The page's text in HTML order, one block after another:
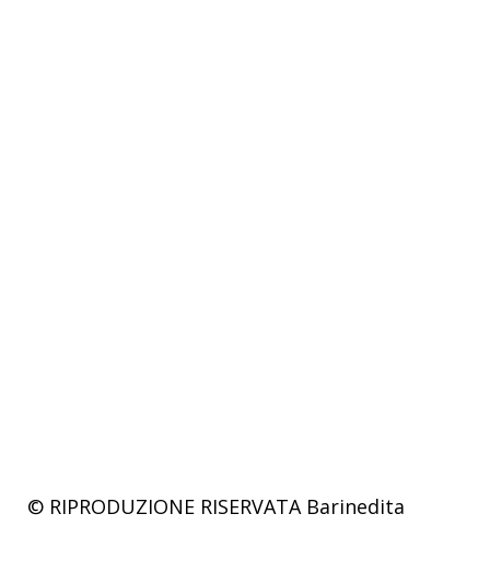
© RIPRODUZIONE RISERVATA Barinedita